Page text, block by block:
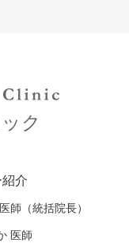
ク
紹介
師（統括院長）
医師